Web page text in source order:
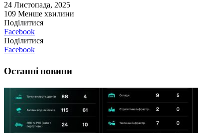
24 Листопада, 2025
109 Менше хвилини
Поділитися
Facebook
Поділитися
Facebook
Останні новини